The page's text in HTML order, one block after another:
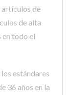
de
de alta
todo el
estándares
36 años en la